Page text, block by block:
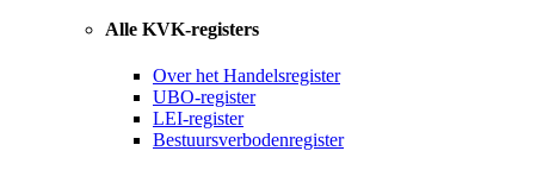
Alle KVK-registers
Over het Handelsregister
UBO-register
LEI-register
Bestuursverbodenregister